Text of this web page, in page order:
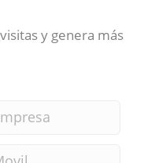
y genera más